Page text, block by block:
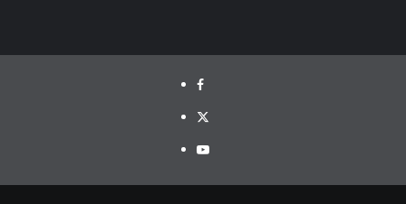
Facebook
Twitter
Youtube